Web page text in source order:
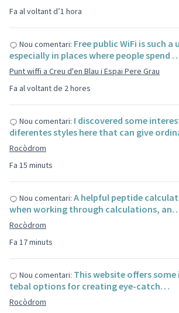
Fa al voltant d’1 hora
Fa al voltant de 2 hores
Nou comentari: Free public WiFi is such a
especially in places where people spend
Punt wiffi a Creu d'en Blau i Espai Pere Grau
Fa 15 minuts
Nou comentari: I discovered some
diferentes styles here that can give
Rocòdrom
Fa 17 minuts
Nou comentari: A helpful peptide
when working through calculations,
Rocòdrom
Nou comentari: This website offers
tebal options for creating eye-catch…
Rocòdrom